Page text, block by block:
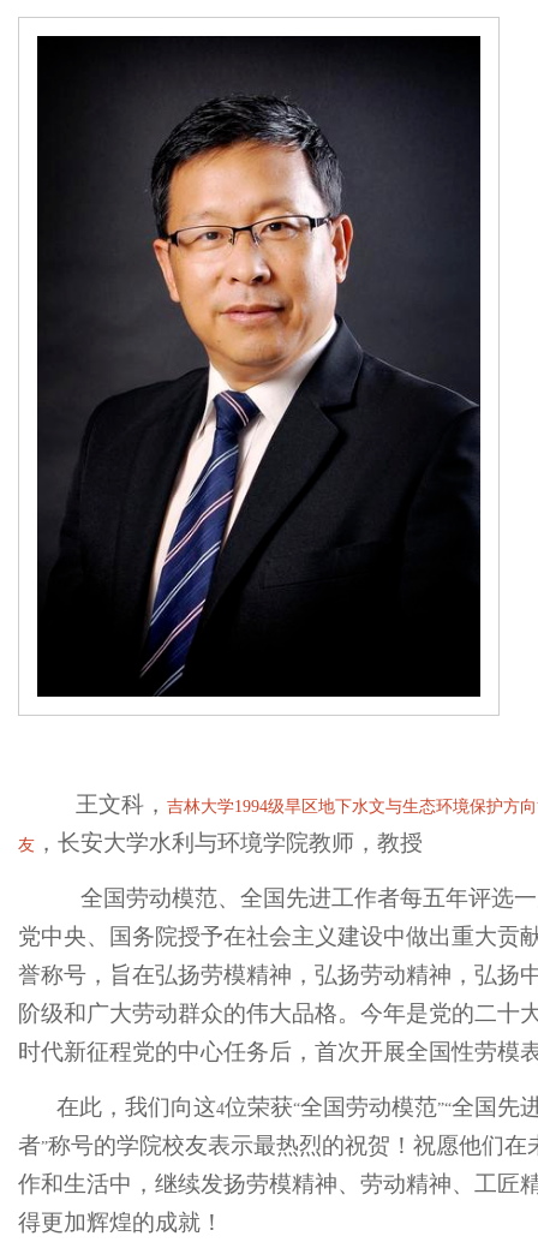
王文科， 吉林大学1994级旱区地下水文与生态环境保护方
友 ，长安大学水利与环境学院教师，教授
全国劳动模范、全国先进工作者每五年评选
党中央、国务院授予在社会主义建设中做出重大贡
誉称号，旨在弘扬劳模精神，弘扬劳动精神，弘扬
阶级和广大劳动群众的伟大品格。今年是党的二十
时代新征程党的中心任务后，首次开展全国性劳模
在此，我们向这4位荣获“全国劳动模范”“全国先
者”称号的学院校友表示最热烈的祝贺！祝愿他们在
作和生活中，继续发扬劳模精神、劳动精神、工匠
得更加辉煌的成就！